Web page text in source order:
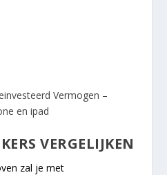
Vermogen –
en ipad
VERGELIJKEN
zal je met